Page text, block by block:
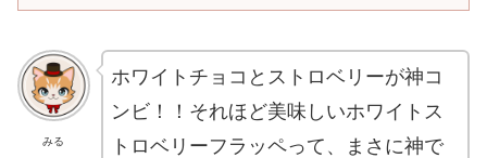
みる
ホワイトチョコとストロベリーが神コ
ンビ！！それほど美味しいホワイトス
トロベリーフラッペって、まさに神で